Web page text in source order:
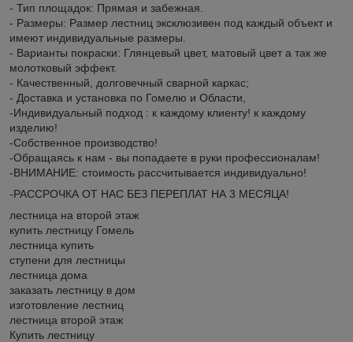
- Тип площадок: Прямая и забежная.
- Размеры: Размер лестниц эксклюзивен под каждый объект и
имеют индивидуальные размеры.
- Варианты покраски: Глянцевый цвет, матовый цвет а так же
молотковый эффект.
- Качественный, долговечный сварной каркас;
- Доставка и установка по Гомелю и Области,
-Индивидуальный подход : к каждому клиенту! к каждому
изделию!
-Собственное производство!
-Обращаясь к нам - вы попадаете в руки профессионалам!
-ВНИМАНИЕ: стоимость рассчитывается индивидуально!
-РАССРОЧКА ОТ НАС БЕЗ ПЕРЕПЛАТ НА 3 МЕСЯЦА!
лестница на второй этаж
купить лестницу Гомель
лестница купить
ступени для лестницы
лестница дома
заказать лестницу в дом
изготовление лестниц
лестница второй этаж
Купить лестницу